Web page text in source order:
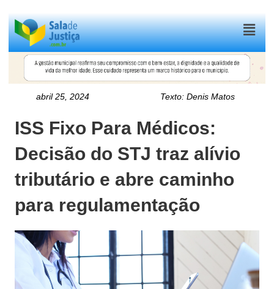
Menu
abril 25, 2024 Texto:Denis Matos
ISS Fixo Para Médicos:
Decisão do STJ traz alívio
tributário e abre caminho
para regulamentação